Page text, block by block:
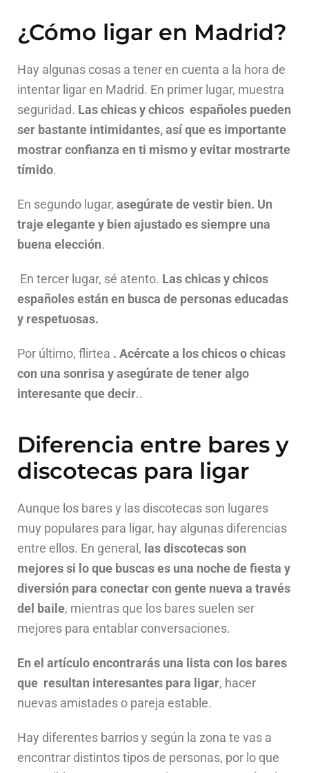
¿Cómo ligar en Madrid?
Hay algunas cosas a tener en cuenta a la hora de
intentar ligar en Madrid. En primer lugar, muestra
seguridad. Las chicas y chicos españoles pueden
ser bastante intimidantes, así que es importante
mostrar confianza en ti mismo y evitar mostrarte
tímido.
En segundo lugar, asegúrate de vestir bien. Un
traje elegante y bien ajustado es siempre una
buena elección.
En tercer lugar, sé atento. Las chicas y chicos
españoles están en busca de personas educadas
y respetuosas.
Por último, flirtea . Acércate a los chicos o chicas
con una sonrisa y asegúrate de tener algo
interesante que decir..
Diferencia entre bares y
discotecas para ligar
Aunque los bares y las discotecas son lugares
muy populares para ligar, hay algunas diferencias
entre ellos. En general, las discotecas son
mejores si lo que buscas es una noche de fiesta y
diversión para conectar con gente nueva a través
del baile, mientras que los bares suelen ser
mejores para entablar conversaciones.
En el artículo encontrarás una lista con los bares
que resultan interesantes para ligar, hacer
nuevas amistades o pareja estable.
Hay diferentes barrios y según la zona te vas a
encontrar distintos tipos de personas, por lo que